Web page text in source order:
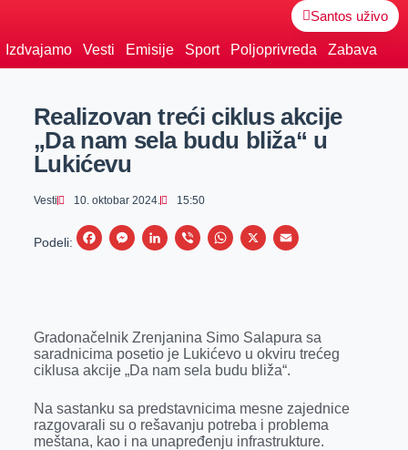
Santos uživo
Izdvajamo Vesti Emisije Sport Poljoprivreda Zabava
Realizovan treći ciklus akcije
„Da nam sela budu bliža“ u
Lukićevu
Vesti 10. oktobar 2024. 15:50
Podeli:
F
b
o
k
M
e
n
e
r
L
e
d
n
V
r
W
s
A
p
X
E
l
Gradonačelnik Zrenjanina Simo Salapura sa
saradnicima posetio je Lukićevo u okviru trećeg
ciklusa akcije „Da nam sela budu bliža“.
Na sastanku sa predstavnicima mesne zajednice
razgovarali su o rešavanju potreba i problema
meštana, kao i na unapređenju infrastrukture.